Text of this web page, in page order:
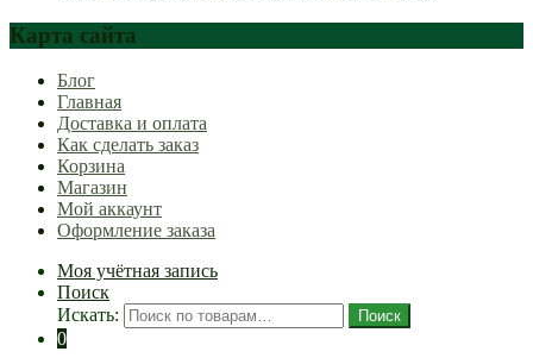
Карта сайта
Блог
Главная
Доставка и оплата
Как сделать заказ
Корзина
Магазин
Мой аккаунт
Оформление заказа
Моя учётная запись
Поиск
Искать:
Поиск
0